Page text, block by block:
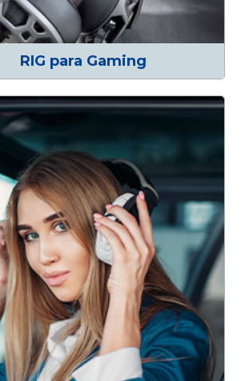
RIG para Gaming